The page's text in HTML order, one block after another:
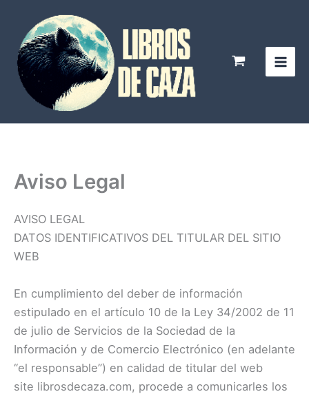
contenido
Aviso Legal
AVISO LEGAL
DATOS IDENTIFICATIVOS DEL TITULAR DEL SITIO
WEB
En cumplimiento del deber de información
estipulado en el artículo 10 de la Ley 34/2002 de 11
de julio de Servicios de la Sociedad de la
Información y de Comercio Electrónico (en adelante
“el responsable”) en calidad de titular del web
site librosdecaza.com, procede a comunicarles los